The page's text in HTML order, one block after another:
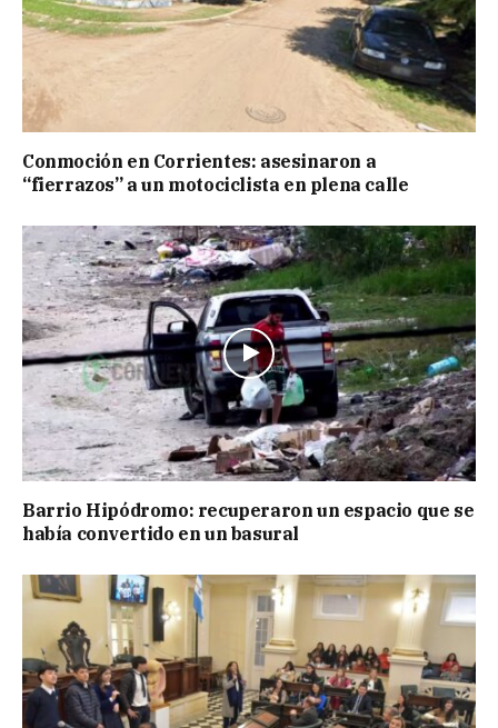
Conmoción en Corrientes: asesinaron a
“fierrazos” a un motociclista en plena calle
Barrio Hipódromo: recuperaron un espacio que se
había convertido en un basural